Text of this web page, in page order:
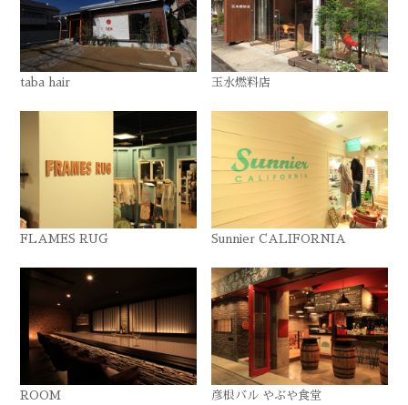
taba hair 玉水燃料店
FLAMES RUG Sunnier CALIFORNIA
ROOM 彦根バル やぶや食堂